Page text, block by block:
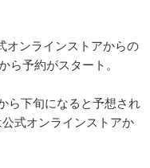
オンラインストアからの
ら予約がスタート。
ら下旬になると予想され
式オンラインストアか